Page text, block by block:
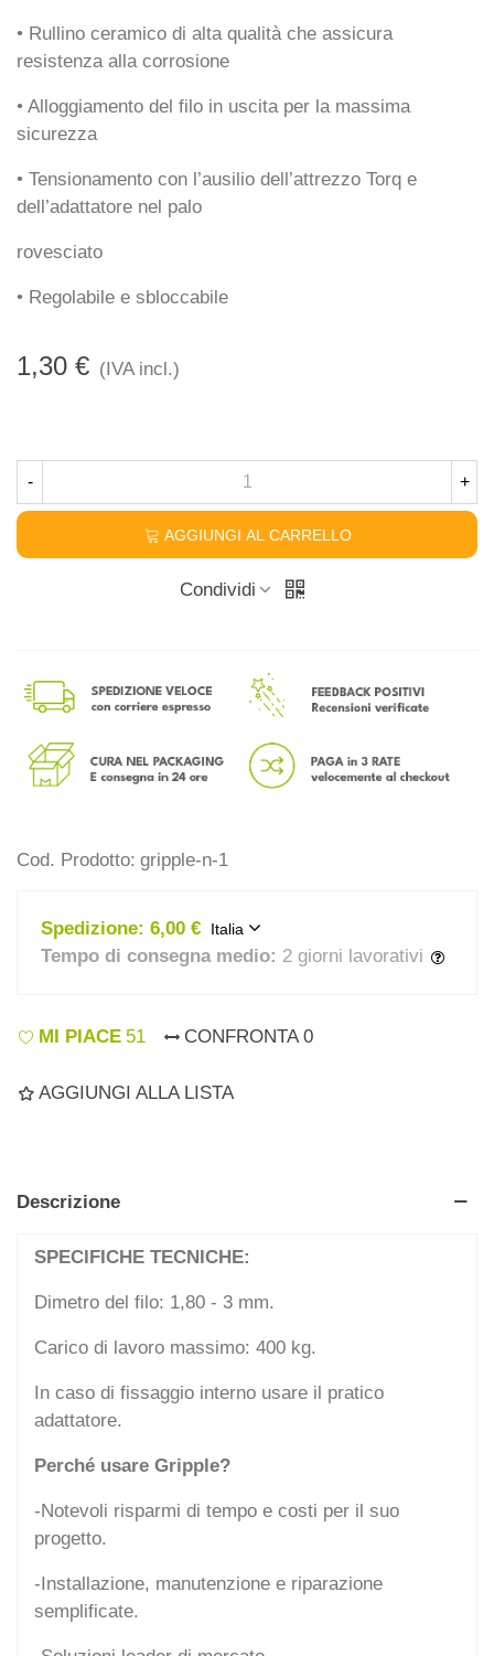
• Rullino ceramico di alta qualità che assicura
resistenza alla corrosione
• Alloggiamento del filo in uscita per la massima
sicurezza
• Tensionamento con l’ausilio dell’attrezzo Torq e
dell’adattatore nel palo
rovesciato
• Regolabile e sbloccabile
1,30 € (IVA incl.)
- +
AGGIUNGI AL CARRELLO
Condividi
Cod. Prodotto: gripple-n-1
Spedizione: 6,00 € Italia
Tempo di consegna medio: 2 giorni lavorativi
MI PIACE 51 CONFRONTA 0
AGGIUNGI ALLA LISTA
Descrizione
SPECIFICHE TECNICHE:
Dimetro del filo: 1,80 - 3 mm.
Carico di lavoro massimo: 400 kg.
In caso di fissaggio interno usare il pratico
adattatore.
Perché usare Gripple?
-Notevoli risparmi di tempo e costi per il suo
progetto.
-Installazione, manutenzione e riparazione
semplificate.